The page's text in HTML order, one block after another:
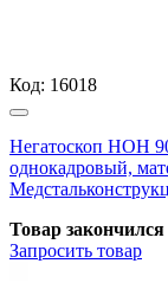
Код: 16018
Негатоскоп НОН
однокадровый,
Товар закончился
Запросить товар